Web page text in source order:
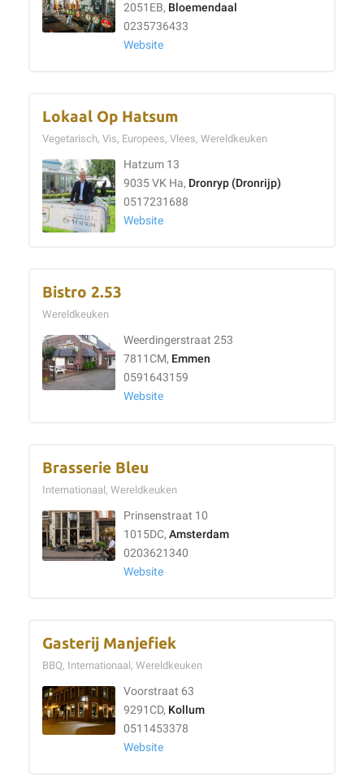
2051EB, Bloemendaal
0235736433
Website
Lokaal Op Hatsum
Vegetarisch, Vis, Europees, Vlees, Wereldkeuken
Hatzum 13
9035 VK Ha, Dronryp (Dronrijp)
0517231688
Website
Bistro 2.53
Wereldkeuken
Weerdingerstraat 253
7811CM, Emmen
0591643159
Website
Brasserie Bleu
Internationaal, Wereldkeuken
Prinsenstraat 10
1015DC, Amsterdam
0203621340
Website
Gasterij Manjefiek
BBQ, Internationaal, Wereldkeuken
Voorstraat 63
9291CD, Kollum
0511453378
Website